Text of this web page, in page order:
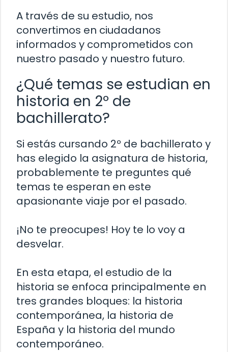
A través de su estudio, nos
convertimos en ciudadanos
informados y comprometidos con
nuestro pasado y nuestro futuro.
¿Qué temas se estudian en
historia en 2º de
bachillerato?
Si estás cursando 2º de bachillerato y
has elegido la asignatura de historia,
probablemente te preguntes qué
temas te esperan en este
apasionante viaje por el pasado.
¡No te preocupes! Hoy te lo voy a
desvelar.
En esta etapa, el estudio de la
historia se enfoca principalmente en
tres grandes bloques: la historia
contemporánea, la historia de
España y la historia del mundo
contemporáneo.